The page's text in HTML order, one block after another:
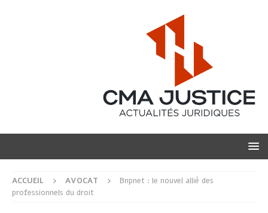
ACCUEIL AVOCAT
Bnpnet : le nouvel allié des
professionnels du droit